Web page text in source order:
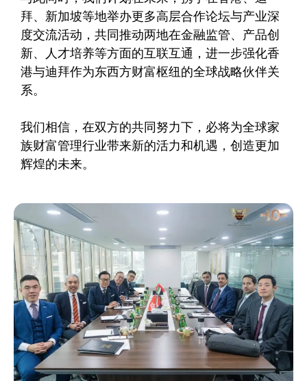
拜、新加坡等地举办更多高层合作论坛与产业深
度交流活动，共同推动两地在金融监管、产品创
新、人才培养等方面的互联互通，进一步强化香
港与迪拜作为东西方财富枢纽的全球战略伙伴关
系。
我们相信，在双方的共同努力下，必将为全球家
族财富管理行业带来新的活力和机遇，创造更加
辉煌的未来。